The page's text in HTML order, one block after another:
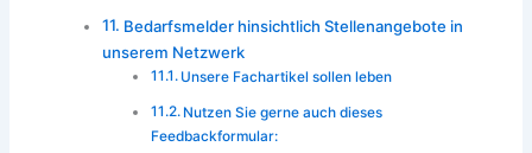
Bedarfsmelder hinsichtlich Stellenangebote in
unserem Netzwerk
Unsere Fachartikel sollen leben
Nutzen Sie gerne auch dieses
Feedbackformular: